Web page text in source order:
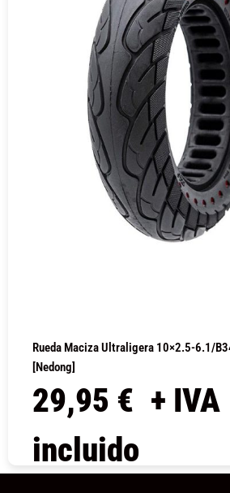
Rueda Maciza Ultraligera 10×2.5-6.1/
[Nedong]
29,95 € + IVA
incluido